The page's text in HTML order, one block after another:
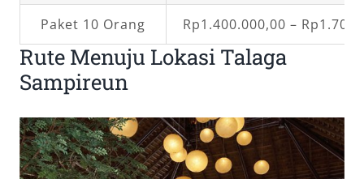
Paket 10 Orang Rp1.400.000,00 –
Rute Menuju Lokasi Talaga
Sampireun